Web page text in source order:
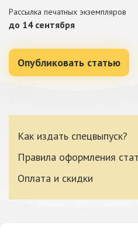
Рассылка печатных экземпляров
до 14 сентября
Опубликовать статью
Как издать спецвыпуск?
Правила оформления
Оплата и скидки